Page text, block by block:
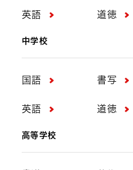
英語 道徳
中学校
国語 書写
英語 道徳
高等学校